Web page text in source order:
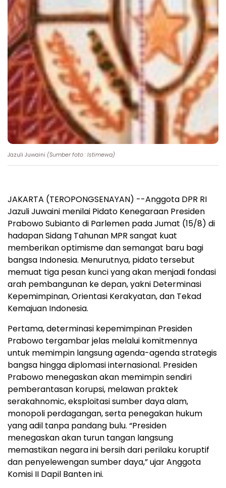
Jazuli Juwaini (Sumber foto : Istimewa)
JAKARTA (TEROPONGSENAYAN) --Anggota DPR RI
Jazuli Juwaini menilai Pidato Kenegaraan Presiden
Prabowo Subianto di Parlemen pada Jumat (15/8) di
hadapan Sidang Tahunan MPR sangat kuat
memberikan optimisme dan semangat baru bagi
bangsa Indonesia. Menurutnya, pidato tersebut
memuat tiga pesan kunci yang akan menjadi fondasi
arah pembangunan ke depan, yakni Determinasi
Kepemimpinan, Orientasi Kerakyatan, dan Tekad
Kemajuan Indonesia.
Pertama, determinasi kepemimpinan Presiden
Prabowo tergambar jelas melalui komitmennya
untuk memimpin langsung agenda-agenda strategis
bangsa hingga diplomasi internasional. Presiden
Prabowo menegaskan akan memimpin sendiri
pemberantasan korupsi, melawan praktek
serakahnomic, eksploitasi sumber daya alam,
monopoli perdagangan, serta penegakan hukum
yang adil tanpa pandang bulu. “Presiden
menegaskan akan turun tangan langsung
memastikan negara ini bersih dari perilaku koruptif
dan penyelewengan sumber daya,” ujar Anggota
Komisi II Dapil Banten ini.